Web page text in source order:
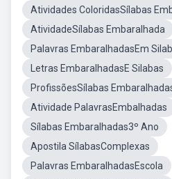
Atividades ColoridasSílabas
AtividadeSílabas Embaralhada
Palavras EmbaralhadasEm
Letras EmbaralhadasE Silabas
ProfissõesSílabas
Atividade PalavrasEmbalhadas
Sílabas Embaralhadas3º Ano
Apostila SílabasComplexas
Palavras EmbaralhadasEscola